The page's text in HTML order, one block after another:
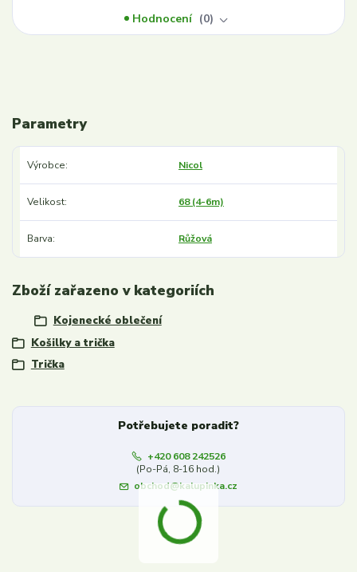
Hodnocení
0
Parametry
Výrobce Nicol
Velikost 68 (4-6m)
Barva Růžová
Zboží zařazeno v kategoriích
Kojenecké oblečení
Košilky a trička
Trička
Potřebujete poradit?
+420 608 242526
(Po-Pá, 8-16 hod.)
obchod@kalupinka.cz